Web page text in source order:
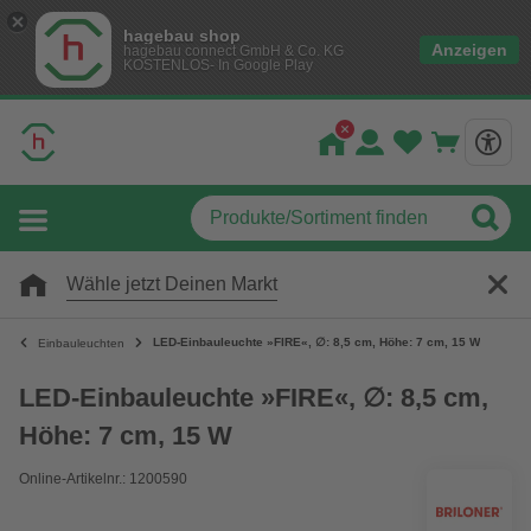
hagebau shop
hagebau connect GmbH & Co. KG
KOSTENLOS- In Google Play
Anzeigen
Wähle jetzt Deinen Markt
Einbauleuchten LED-Einbauleuchte »FIRE«, ∅: 8,5 cm, Höhe: 7 cm, 15 W
LED-Einbauleuchte »FIRE«, ∅: 8,5 cm,
Höhe: 7 cm, 15 W
Online-Artikelnr.: 1200590